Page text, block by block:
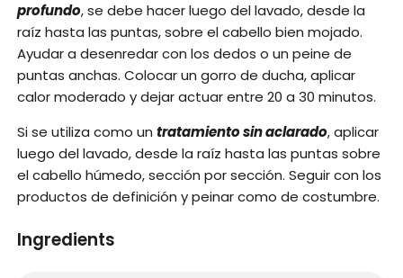
profundo, se debe hacer luego del lavado, desde la
raíz hasta las puntas, sobre el cabello bien mojado.
Ayudar a desenredar con los dedos o un peine de
puntas anchas. Colocar un gorro de ducha, aplicar
calor moderado y dejar actuar entre 20 a 30 minutos.
Si se utiliza como untratamiento sin aclarado, aplicar
luego del lavado, desde la raíz hasta las puntas sobre
el cabello húmedo, sección por sección. Seguir con los
productos de definición y peinar como de costumbre.
Ingredients